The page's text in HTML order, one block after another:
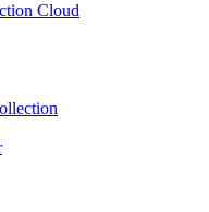
Cloud